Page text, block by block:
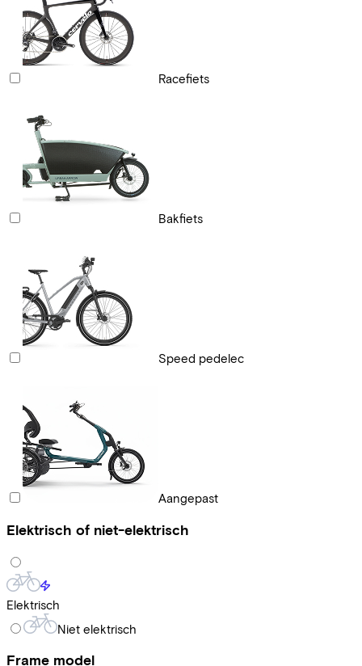
Racefiets
Bakfiets
Speed pedelec
Aangepast
Elektrisch of niet-elektrisch
Elektrisch
Niet elektrisch
Frame model